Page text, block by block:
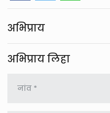
अभिप्राय
अभिप्राय लिहा